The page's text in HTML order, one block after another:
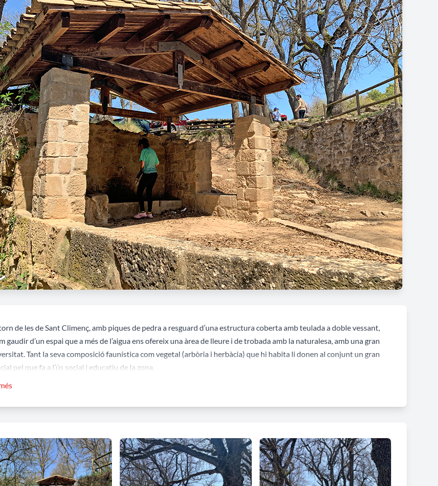
de les de Sant Climenç, amb piques de pedra a resguard d’una estructura coberta amb teulada a doble vessant,
gaudir d’un espai que a més de l’aigua ens ofereix una àrea de lleure i de trobada amb la naturalesa, amb una gran
Tant la seva composició faunística com vegetal (arbòria i herbàcia) que hi habita li donen al conjunt un gran
pel que fa a l’ús social i educatiu de la zona.